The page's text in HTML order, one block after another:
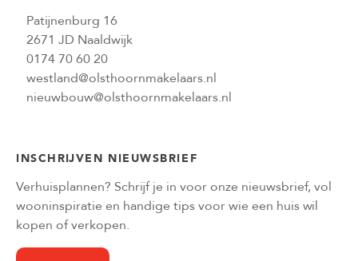
Patijnenburg 16
2671 JD Naaldwijk
0174 70 60 20
westland@olsthoornmakelaars.nl
nieuwbouw@olsthoornmakelaars.nl
INSCHRIJVEN NIEUWSBRIEF
Verhuisplannen? Schrijf je in voor onze nieuwsbrief, vol
wooninspiratie en handige tips voor wie een huis wil
kopen of verkopen.